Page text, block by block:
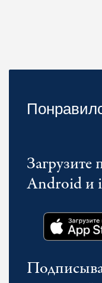
Android и